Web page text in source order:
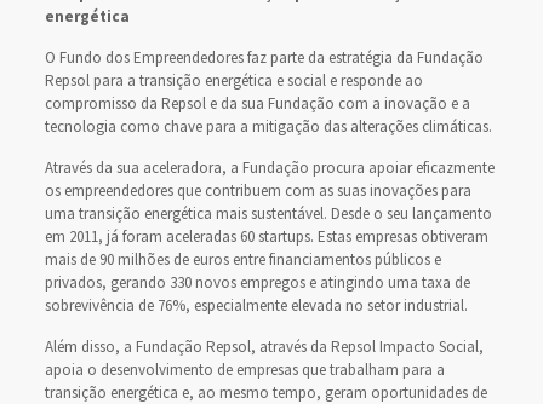
energética
O Fundo dos Empreendedores faz parte da estratégia da Fundação
Repsol para a transição energética e social e responde ao
compromisso da Repsol e da sua Fundação com a inovação e a
tecnologia como chave para a mitigação das alterações climáticas.
Através da sua aceleradora, a Fundação procura apoiar eficazmente
os empreendedores que contribuem com as suas inovações para
uma transição energética mais sustentável. Desde o seu lançamento
em 2011, já foram aceleradas 60 startups. Estas empresas obtiveram
mais de 90 milhões de euros entre financiamentos públicos e
privados, gerando 330 novos empregos e atingindo uma taxa de
sobrevivência de 76%, especialmente elevada no setor industrial.
Além disso, a Fundação Repsol, através da Repsol Impacto Social,
apoia o desenvolvimento de empresas que trabalham para a
transição energética e, ao mesmo tempo, geram oportunidades de